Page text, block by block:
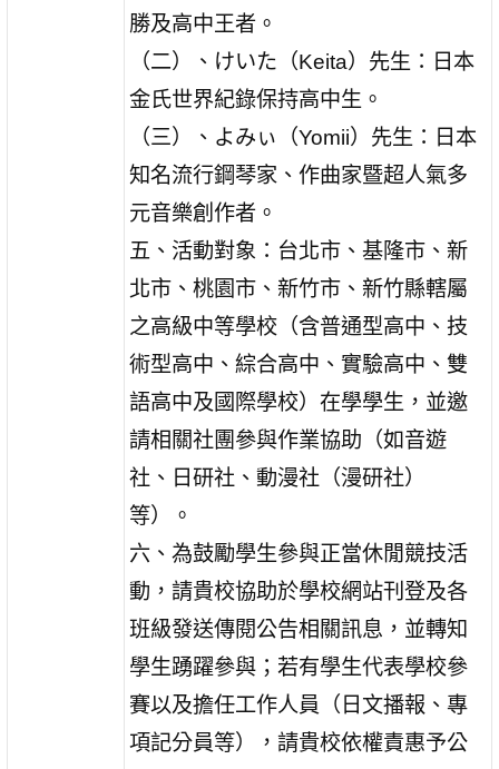
勝及高中王者。
（二）、けいた（Keita）先生：日本
金氏世界紀錄保持高中生。
（三）、よみぃ（Yomii）先生：日本
知名流行鋼琴家、作曲家暨超人氣多
元音樂創作者。
五、活動對象：台北市、基隆市、新
北市、桃園市、新竹市、新竹縣轄屬
之高級中等學校（含普通型高中、技
術型高中、綜合高中、實驗高中、雙
語高中及國際學校）在學學生，並邀
請相關社團參與作業協助（如音遊
社、日研社、動漫社（漫研社）
等）。
六、為鼓勵學生參與正當休閒競技活
動，請貴校協助於學校網站刊登及各
班級發送傳閱公告相關訊息，並轉知
學生踴躍參與；若有學生代表學校參
賽以及擔任工作人員（日文播報、專
項記分員等），請貴校依權責惠予公